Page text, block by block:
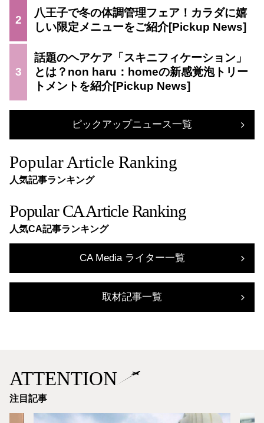
2
八王子で冬の体調管理フェア！カラダに嬉
しい限定メニューをご紹介
3
話題のヘアケア「スキニフィケーション」
とは？non haru：homeの新感覚泡トリー
トメントを紹介
ピックアップニュース一覧
Popular Article Ranking
人気記事ランキング
Popular CA Article Ranking
人気CA記事ランキング
CA Media ライター一覧
取材記事一覧
ATTENTION
注目記事